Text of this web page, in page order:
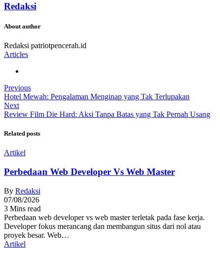
Redaksi
About author
Redaksi patriotpencerah.id
Articles
Previous
Hotel Mewah: Pengalaman Menginap yang Tak Terlupakan
Next
Review Film Die Hard: Aksi Tanpa Batas yang Tak Pernah Usang
Related posts
Artikel
Perbedaan Web Developer Vs Web Master
By Redaksi
07/08/2026
3 Mins read
Perbedaan web developer vs web master terletak pada fase kerja.
Developer fokus merancang dan membangun situs dari nol atau
proyek besar. Web…
Artikel